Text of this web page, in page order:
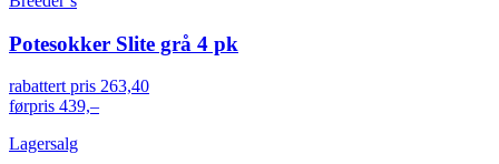
Potesokker Slite grå 4 pk
rabattert pris 263,40
førpris 439,–
Lagersalg